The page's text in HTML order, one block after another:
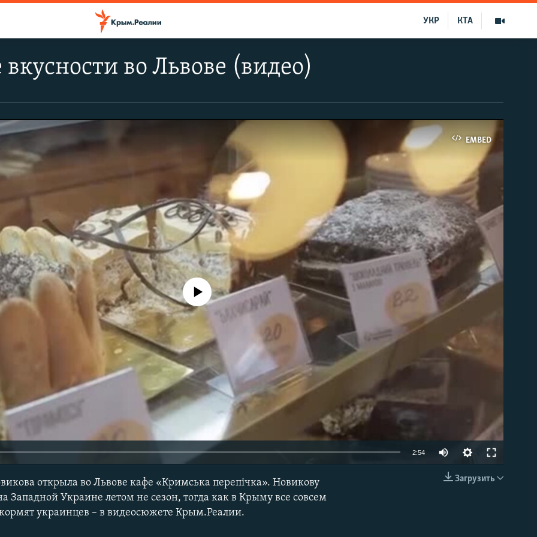
КТА
УКР
во Львове (видео)
EMBED
EMBED
No media source currently available
2:54
Загрузить
открыла во Львове кафе «Кримська перепічка». Новикову
Западной Украине летом не сезон, тогда как в Крыму все совсем
украинцев – в видеосюжете Крым.Реалии.